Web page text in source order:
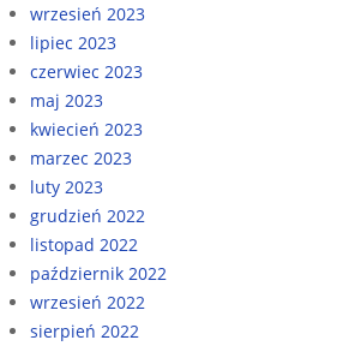
wrzesień 2023
lipiec 2023
czerwiec 2023
maj 2023
kwiecień 2023
marzec 2023
luty 2023
grudzień 2022
listopad 2022
październik 2022
wrzesień 2022
sierpień 2022